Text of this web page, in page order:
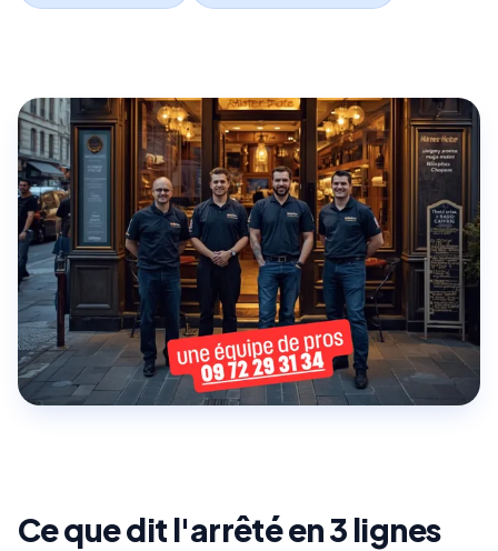
Ce que dit l'arrêté en 3 lignes